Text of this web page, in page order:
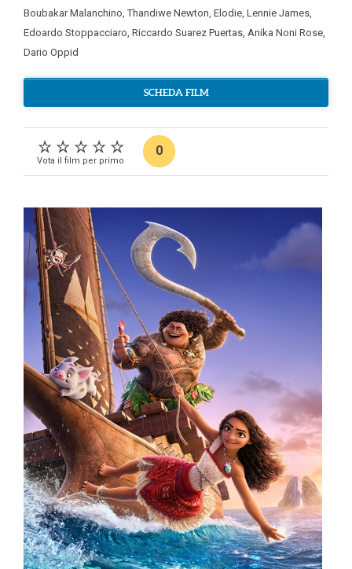
Boubakar Malanchino ,Thandiwe Newton Elodie Lennie James
Edoardo Stoppacciaro Riccardo Suarez Puertas Anika Noni Rose
Dario Oppid
SCHEDA FILM
Vota il film per primo
0